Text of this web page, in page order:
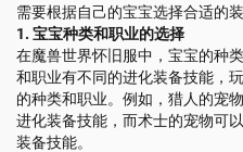
需要根据自己的宝宝选择合适的装
1. 宝宝种类和职业的选择
在魔兽世界怀旧服中，宝宝的种
和职业有不同的进化装备技能，
的种类和职业。例如，猎人的宠
进化装备技能，而术士的宠物可
装备技能。